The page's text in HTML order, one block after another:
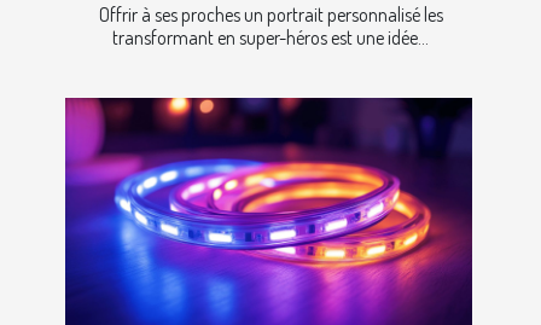
Offrir à ses proches un portrait personnalisé les
transformant en super-héros est une idée...